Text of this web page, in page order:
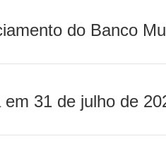
do Banco
31 de julho de